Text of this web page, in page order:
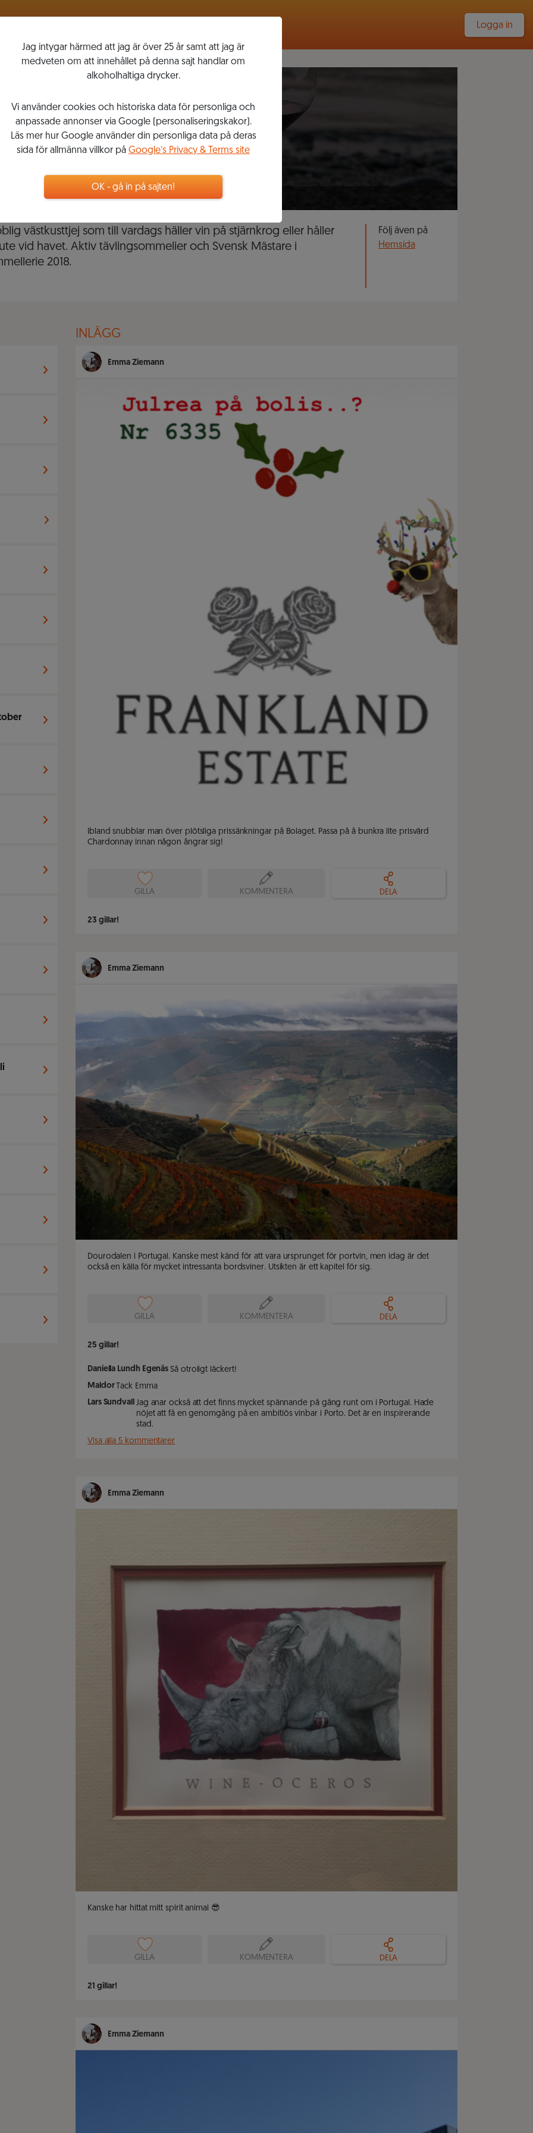
Logga in
Emma Ziemann
Sommelier
480FÖLJER 20 LISTOR
västkusttjej som till vardags häller vin på stjärnkrog eller håller
vid havet. Aktiv tävlingsommelier och Svensk Mästare i
2018.
Följ även på
Hemsida
INLÄGG
Emma Ziemann
Ibland snubblar man över plötsliga prissänkningar på Bolaget. Passa på å bunkra lite prisvärd
Chardonnay innan någon ångrar sig!
GILLA KOMMENTERA DELA
23 gillar!
Emma Ziemann
Dourodalen i Portugal. Kanske mest känd för att vara ursprunget för portvin, men idag är det
också en källa för mycket intressanta bordsviner. Utsikten är ett kapitel för sig.
GILLA KOMMENTERA DELA
25 gillar!
Daniella Lundh Egenäs Så otroligt läckert!
MaldorTack Emma
Lars Sundvall Jag anar också att det finns mycket spännande på gång runt om i Portugal. Hade
nöjet att få en genomgång på en ambitiös vinbar i Porto. Det är en inspirerande
stad.
Visa alla 5 kommentarer
Emma Ziemann
Kanske har hittat mitt spirit animal 😎
GILLA KOMMENTERA DELA
21 gillar!
Emma Ziemann
Jag intygar härmed att jag är över 25 år samt att jag är
medveten om att innehållet på denna sajt handlar om
alkoholhaltiga drycker.
Vi använder cookies och historiska data för personliga och
anpassade annonser via Google (personaliseringskakor).
Läs mer hur Google använder din personliga data på deras
sida för allmänna villkor på Google’s Privacy & Terms site
OK - gå in på sajten!